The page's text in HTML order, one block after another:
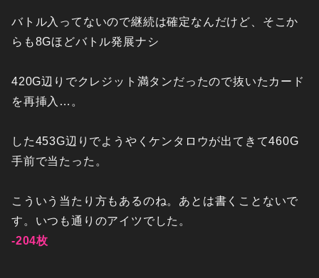
バトル入ってないので継続は確定なんだけど、そこか
らも8Gほどバトル発展ナシ
420G辺りでクレジット満タンだったので抜いたカード
を再挿入…。
した453G辺りでようやくケンタロウが出てきて460G
手前で当たった。
こういう当たり方もあるのね。あとは書くことないで
す。いつも通りのアイツでした。
-204枚